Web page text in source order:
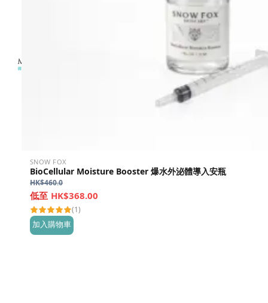
SNOW FOX
BioCellular Moisture Booster 爆水外泌體導入安瓶
HK$460.0
HK$368.00
(1)
加入購物車